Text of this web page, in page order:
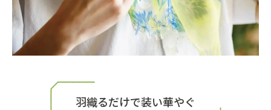
羽織るだけで装い華やぐ